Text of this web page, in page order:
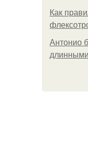
Как
Антонио